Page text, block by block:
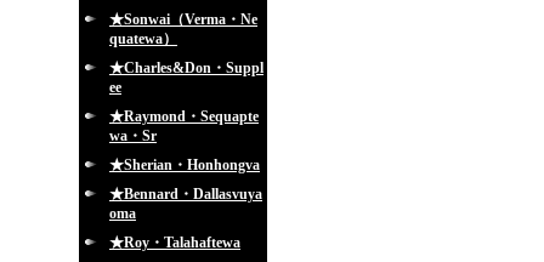
★Sonwai（Verma・Ne
quatewa）
★Charles&Don・Suppl
ee
★Raymond・Sequapte
wa・Sr
★Sherian・Honhongva
★Bennard・Dallasvuya
oma
★Roy・Talahaftewa